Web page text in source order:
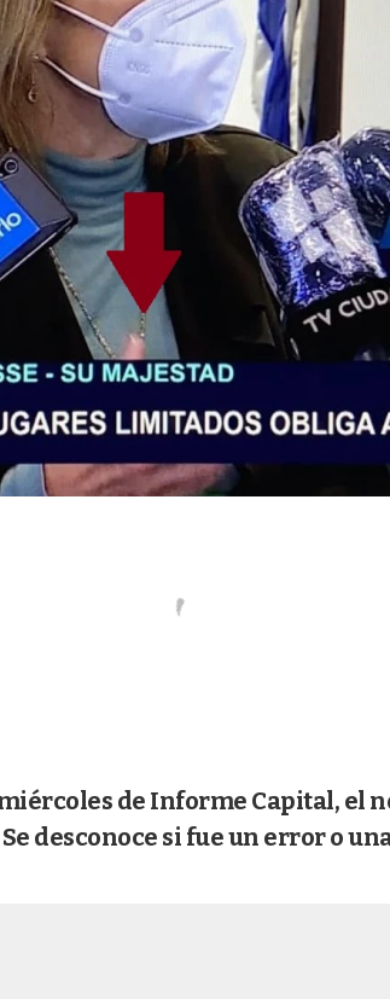
de Informe Capital, el
desconoce si fue un error o